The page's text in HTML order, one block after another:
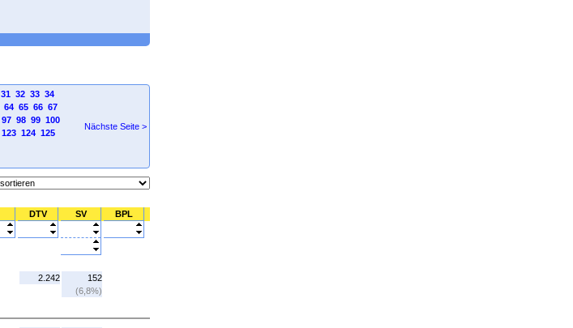
31 32 33 34
64 65 66 67
97 98 99 100
123 124 125
Nächste Seite >
DTV SV BPL
2.242
152
(6,8%)